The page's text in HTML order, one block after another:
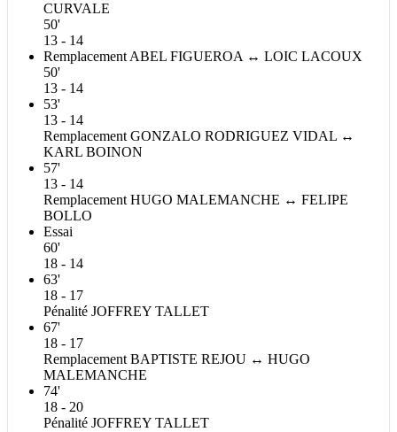
CURVALE
50'
13 - 14
Remplacement ABEL FIGUEROA ↔ LOIC LACOUX
50'
13 - 14
53'
13 - 14
Remplacement GONZALO RODRIGUEZ VIDAL ↔
KARL BOINON
57'
13 - 14
Remplacement HUGO MALEMANCHE ↔ FELIPE
BOLLO
Essai
60'
18 - 14
63'
18 - 17
Pénalité JOFFREY TALLET
67'
18 - 17
Remplacement BAPTISTE REJOU ↔ HUGO
MALEMANCHE
74'
18 - 20
Pénalité JOFFREY TALLET